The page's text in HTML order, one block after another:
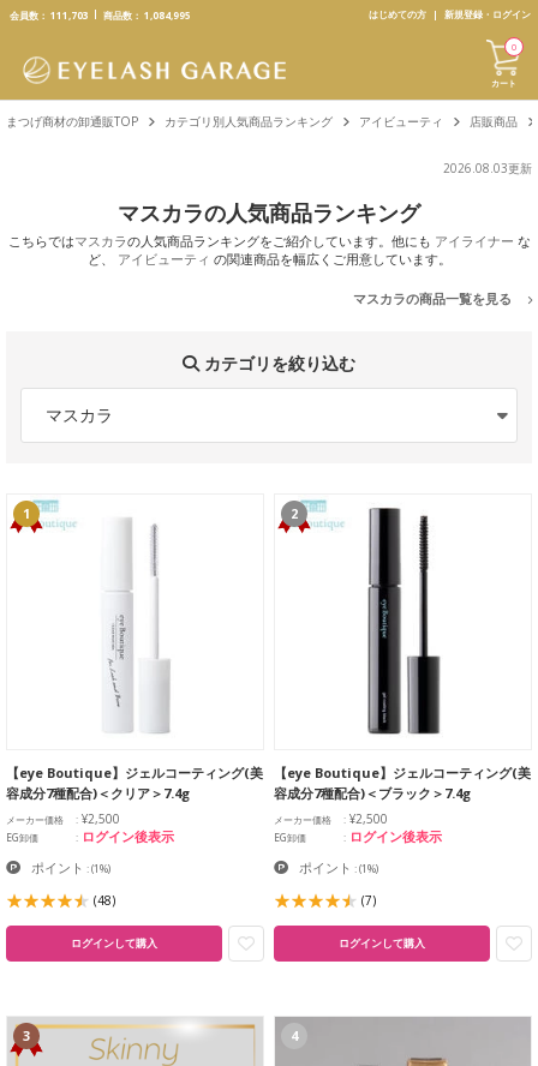
text.skipToContent
text.skipToNavigation
会員数： 111,703 商品数： 1,084,995 はじめての方 新規登録・ログイン
カート
0
まつげ商材の卸通販TOP カテゴリ別人気商品ランキング アイビューティ 店販商品
2026.08.03更新
マスカラの人気商品ランキング
こちらではマスカラの人気商品ランキングをご紹介しています。他にも アイライナー な
ど、 アイビューティ の関連商品を幅広くご用意しています。
マスカラの商品一覧を見る
カテゴリを絞り込む
マスカラ
1
【eye Boutique】ジェルコーティング(美
容成分7種配合)＜クリア＞7.4g
メーカー価格 ¥2,500
EG卸価 ログイン後表示
ポイント :(1%)
(48)
ログインして購入
2
【eye Boutique】ジェルコーティング(美
容成分7種配合)＜ブラック＞7.4g
メーカー価格 ¥2,500
EG卸価 ログイン後表示
ポイント :(1%)
(7)
ログインして購入
3 4